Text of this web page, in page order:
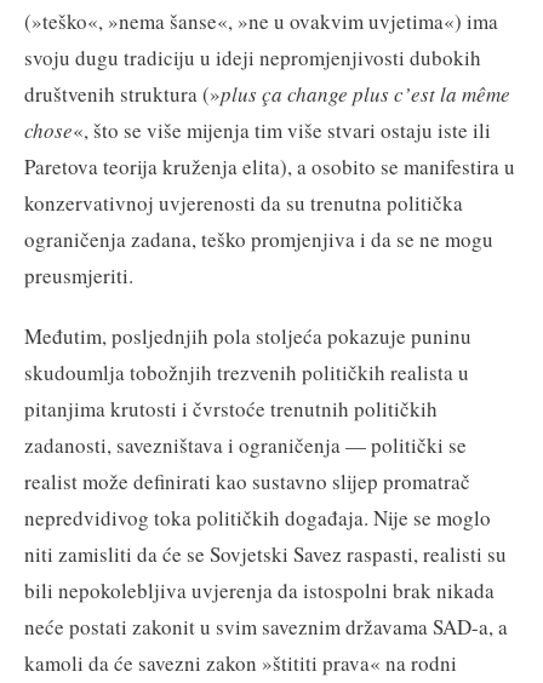
(»teško«, »nema šanse«, »ne u ovakvim uvjetima«) ima
svoju dugu tradiciju u ideji nepromjenjivosti dubokih
društvenih struktura (»plus ça change plus c’est la même
chose«, što se više mijenja tim više stvari ostaju iste ili
Paretova teorija kruženja elita), a osobito se manifestira u
konzervativnoj uvjerenosti da su trenutna politička
ograničenja zadana, teško promjenjiva i da se ne mogu
preusmjeriti.
Međutim, posljednjih pola stoljeća pokazuje puninu
skudoumlja tobožnjih trezvenih političkih realista u
pitanjima krutosti i čvrstoće trenutnih političkih
zadanosti, savezništava i ograničenja — politički se
realist može definirati kao sustavno slijep promatrač
nepredvidivog toka političkih događaja. Nije se moglo
niti zamisliti da će se Sovjetski Savez raspasti, realisti su
bili nepokolebljiva uvjerenja da istospolni brak nikada
neće postati zakonit u svim saveznim državama SAD-a, a
kamoli da će savezni zakon »štititi prava« na rodni